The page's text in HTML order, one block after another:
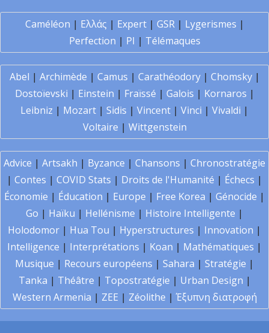
Caméléon | Ελλάς | Expert| GSR| Lygerismes |
Perfection | PI | Télémaques
Abel | Archimède | Camus | Carathéodory| Chomsky|
Dostoïevski | Einstein | Fraïssé | Galois | Kornaros |
Leibniz | Mozart | Sidis | Vincent | Vinci | Vivaldi |
Voltaire | Wittgenstein
Advice | Artsakh | Byzance | Chansons | Chronostratégie
| Contes | COVID Stats | Droits de l'Humanité | Échecs |
Économie | Éducation | Europe | Free Korea | Génocide |
Go | Haïku | Hellénisme | Histoire Intelligente |
Holodomor | Hua Tou | Hyperstructures | Innovation |
Intelligence | Interprétations | Koan | Mathématiques |
Musique | Recours européens | Sahara | Stratégie |
Tanka | Théâtre | Topostratégie | Urban Design |
Western Armenia | ZEE | Zéolithe | Έξυπνη διατροφή